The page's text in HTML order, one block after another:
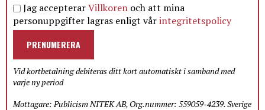
Jag accepterarVillkoren och att mina
personuppgifter lagras enligt vårintegritetspolicy
PRENUMERERA
Vid kortbetalning debiteras ditt kort automatiskt i samband med
varje ny period
Mottagare: Publicism NITEK AB, Org.nummer: 559059-4239. Sverige